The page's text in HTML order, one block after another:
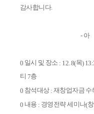
감사합니다.
- 아
0 일시 및 장소 : 12. 8(목)
티 7층
0 참석대상: 재창업자금 수
0 내용 : 경영전략 세미나(